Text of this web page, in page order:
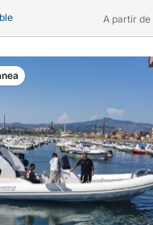
A partir de